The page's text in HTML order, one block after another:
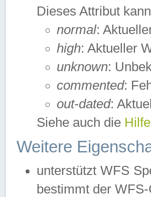
Dieses Attribut
normal:
high: Aktueller
unknown:
commented:
out-dated:
Siehe auch die
Weitere
unterstützt WFS
bestimmt der